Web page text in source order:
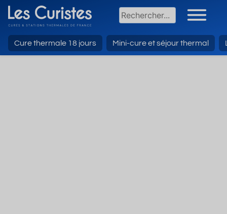
Cure thermale 18 jours Mini-cure et séjour thermal